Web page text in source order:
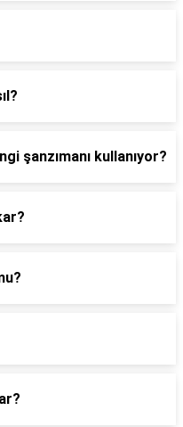
şanzımanı kullanıyor?